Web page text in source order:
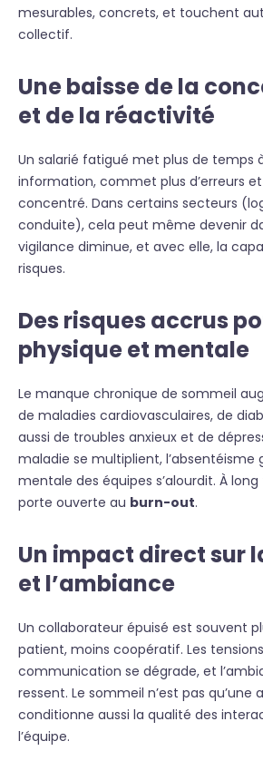
mesurables, concrets, et touchent
collectif.
Une baisse de la
et de la réactivité
Un salarié fatigué met plus de temps
information, commet plus d’erreurs
concentré. Dans certains secteurs
conduite), cela peut même devenir
vigilance diminue, et avec elle, la
risques.
Des risques accrus
physique et mentale
Le manque chronique de sommeil
de maladies cardiovasculaires, de
aussi de troubles anxieux et de
maladie se multiplient, l’absentéisme
mentale des équipes s’alourdit. À long
porte ouverte au burn-out.
Un impact direct sur
et l’ambiance
Un collaborateur épuisé est souvent
patient, moins coopératif. Les
communication se dégrade, et
ressent. Le sommeil n’est pas qu’une
conditionne aussi la qualité des
l’équipe.